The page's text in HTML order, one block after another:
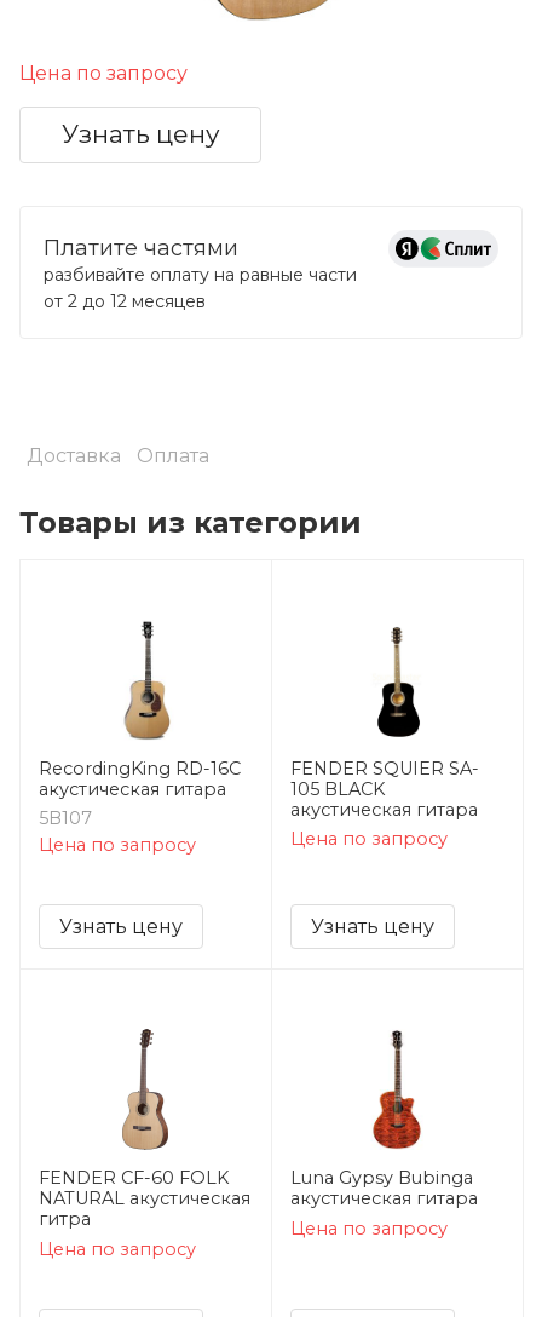
Цена по запросу
Узнать цену
Платите частями
разбивайте оплату на равные части
от 2 до 12 месяцев
Доставка Оплата
Товары из категории
RecordingKing RD-16C
акустическая гитара
5B107
Цена по запросу
Узнать цену
FENDER SQUIER SA-
105 BLACK
акустическая гитара
Цена по запросу
Узнать цену
FENDER CF-60 FOLK
NATURAL акустическая
гитра
Цена по запросу
Luna Gypsy Bubinga
акустическая гитара
Цена по запросу